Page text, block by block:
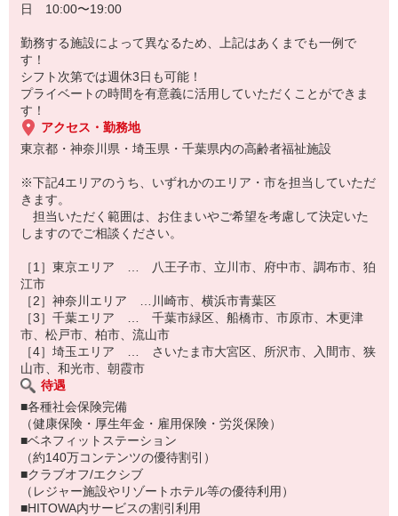
日 10:00〜19:00
勤務する施設によって異なるため、上記はあくまでも一例で
す！
シフト次第では週休3日も可能！
プライベートの時間を有意義に活用していただくことができま
す！
アクセス・勤務地
東京都・神奈川県・埼玉県・千葉県内の高齢者福祉施設
※下記4エリアのうち、いずれかのエリア・市を担当していただ
きます。
担当いただく範囲は、お住まいやご希望を考慮して決定いた
しますのでご相談ください。
［1］東京エリア … 八王子市、立川市、府中市、調布市、狛
江市
［2］神奈川エリア …川崎市、横浜市青葉区
［3］千葉エリア … 千葉市緑区、船橋市、市原市、木更津
市、松戸市、柏市、流山市
［4］埼玉エリア … さいたま市大宮区、所沢市、入間市、狭
山市、和光市、朝霞市
待遇
■各種社会保険完備
（健康保険・厚生年金・雇用保険・労災保険）
■ベネフィットステーション
（約140万コンテンツの優待割引）
■クラブオフ/エクシブ
（レジャー施設やリゾートホテル等の優待利用）
■HITOWA内サービスの割引利用